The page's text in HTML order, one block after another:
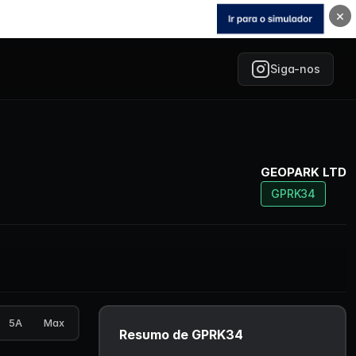
×
Siga-nos
GEOPARK LTD
GPRK34
5A Max
Resumo de GPRK34